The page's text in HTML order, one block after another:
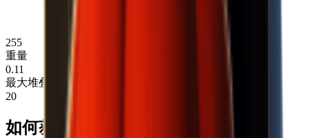
255
重量
0.11
最大堆叠
20
如何获取灯泡